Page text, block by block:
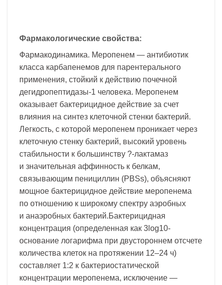
Фармакологические свойства:
Фармакодинамика. Меропенем — антибиотик
класса карбапенемов для парентерального
применения, стойкий к действию почечной
дегидропептидазы-1 человека. Меропенем
оказывает бактерицидное действие за счет
влияния на синтез клеточной стенки бактерий.
Легкость, с которой меропенем проникает через
клеточную стенку бактерий, высокий уровень
стабильности к большинству ?-лактамаз
и значительная аффинность к белкам,
связывающим пенициллин (PBSs), объясняют
мощное бактерицидное действие меропенема
по отношению к широкому спектру аэробных
и анаэробных бактерий.Бактерицидная
концентрация (определенная как 3log10-
основание логарифма при двустороннем отсчете
количества клеток на протяжении 12–24 ч)
составляет 1:2 к бактериостатической
концентрации меропенема, исключение —